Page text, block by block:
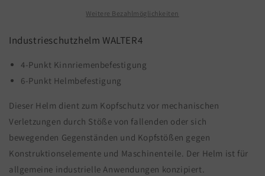
Weitere Bezahlmöglichkeiten
Industrieschutzhelm WALTER4
4-Punkt Kinnriemenbefestigung
6-Punkt Helmbefestigung
Dieser Helm dient zum Kopfschutz vor mechanischen
Verletzungen durch Stöße von fallenden oder sich
bewegenden Gegenständen und Kopfstößen gegen
Konstruktionselemente und Maschinenteile. Der Helm ist für
allgemeine industrielle Anwendungen konzipiert.